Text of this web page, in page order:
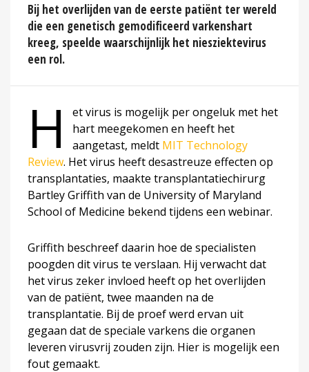
Bij het overlijden van de eerste patiënt ter wereld
die een genetisch gemodificeerd varkenshart
kreeg, speelde waarschijnlijk het niesziektevirus
een rol.
H
et virus is mogelijk per ongeluk met het
hart meegekomen en heeft het
aangetast, meldt MIT Technology
Review. Het virus heeft desastreuze effecten op
transplantaties, maakte transplantatiechirurg
Bartley Griffith van de University of Maryland
School of Medicine bekend tijdens een webinar.
Griffith beschreef daarin hoe de specialisten
poogden dit virus te verslaan. Hij verwacht dat
het virus zeker invloed heeft op het overlijden
van de patiënt, twee maanden na de
transplantatie. Bij de proef werd ervan uit
gegaan dat de speciale varkens die organen
leveren virusvrij zouden zijn. Hier is mogelijk een
fout gemaakt.